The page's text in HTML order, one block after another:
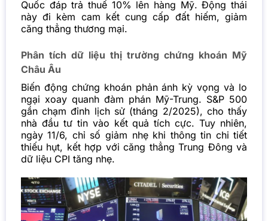
Quốc đáp trả thuế 10% lên hàng Mỹ. Động thái
này đi kèm cam kết cung cấp đất hiếm, giảm
căng thẳng thương mại.
Phân tích dữ liệu thị trường chứng khoán Mỹ
Châu Âu
Biến động chứng khoán phản ánh kỳ vọng và lo
ngại xoay quanh đàm phán Mỹ-Trung. S&P 500
gần chạm đỉnh lịch sử (tháng 2/2025), cho thấy
nhà đầu tư tin vào kết quả tích cực. Tuy nhiên,
ngày 11/6, chỉ số giảm nhẹ khi thông tin chi tiết
thiếu hụt, kết hợp với căng thẳng Trung Đông và
dữ liệu CPI tăng nhẹ.